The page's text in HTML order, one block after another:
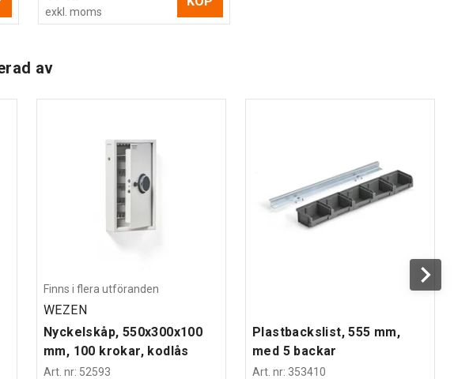
exkl. moms
av
Finns i flera utföranden
WEZEN
Nyckelskåp, 550x300x100
mm, 100 krokar, kodlås
Art. nr: 52593
Plastbackslist, 555 mm,
med 5 backar
Art. nr: 353410